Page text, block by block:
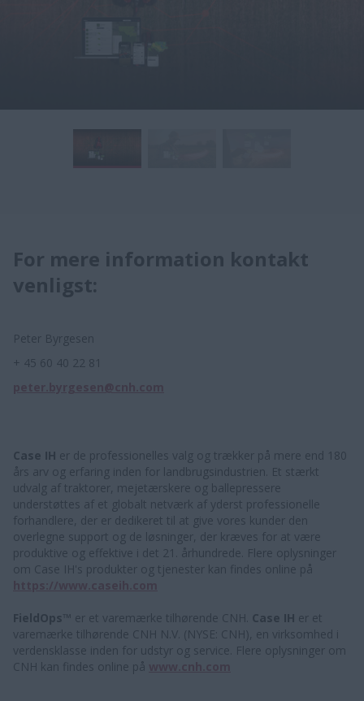
For mere information kontakt
venligst:
Peter Byrgesen
+ 45 60 40 22 81
Case IH er de professionelles valg og trækker på mere end 180
års arv og erfaring inden for landbrugsindustrien. Et stærkt
udvalg af traktorer, mejetærskere og ballepressere
understøttes af et globalt netværk af yderst professionelle
forhandlere, der er dedikeret til at give vores kunder den
overlegne support og de løsninger, der kræves for at være
produktive og effektive i det 21. århundrede. Flere oplysninger
om Case IH's produkter og tjenester kan findes online på
FieldOps™ er et varemærke tilhørende CNH. Case IH er et
varemærke tilhørende CNH N.V. (NYSE: CNH), en virksomhed i
verdensklasse inden for udstyr og service. Flere oplysninger om
CNH kan findes online på